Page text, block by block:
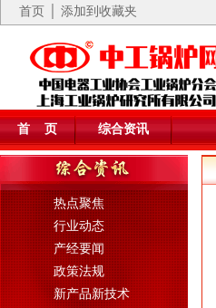
首页 │ 添加到收藏夹
首 页 综合资讯
热点聚焦
行业动态
产经要闻
政策法规
新产品新技术